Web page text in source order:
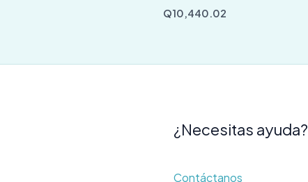
Q10,440.02
¿Necesitas ayuda?
Contáctanos